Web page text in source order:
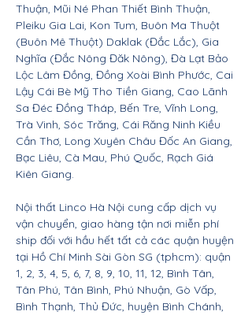
Thuận, Mũi Né Phan Thiết Bình Thuận,
Pleiku Gia Lai, Kon Tum, Buôn Ma Thuột
(Buôn Mê Thuột) Daklak (Đắc Lắc), Gia
Nghĩa (Đắc Nông Đăk Nông), Đà Lạt Bảo
Lộc Lâm Đồng, Đồng Xoài Bình Phước, Cai
Lậy Cái Bè Mỹ Tho Tiền Giang, Cao Lãnh
Sa Đéc Đồng Tháp, Bến Tre, Vĩnh Long,
Trà Vinh, Sóc Trăng, Cái Răng Ninh Kiều
Cần Thơ, Long Xuyên Châu Đốc An Giang,
Bạc Liêu, Cà Mau, Phú Quốc, Rạch Giá
Kiên Giang.
Nội thất Linco Hà Nội cung cấp dịch vụ
vận chuyển, giao hàng tận nơi miễn phí
ship đối với hầu hết tất cả các quận huyện
tại Hồ Chí Minh Sài Gòn SG (tphcm): quận
1, 2, 3, 4, 5, 6, 7, 8, 9, 10, 11, 12, Bình Tân,
Tân Phú, Tân Bình, Phú Nhuận, Gò Vấp,
Bình Thạnh, Thủ Đức, huyện Bình Chánh,